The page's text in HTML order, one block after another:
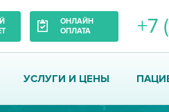
ОНЛАЙН
ОПЛАТА
+7
УСЛУГИ И ЦЕНЫ